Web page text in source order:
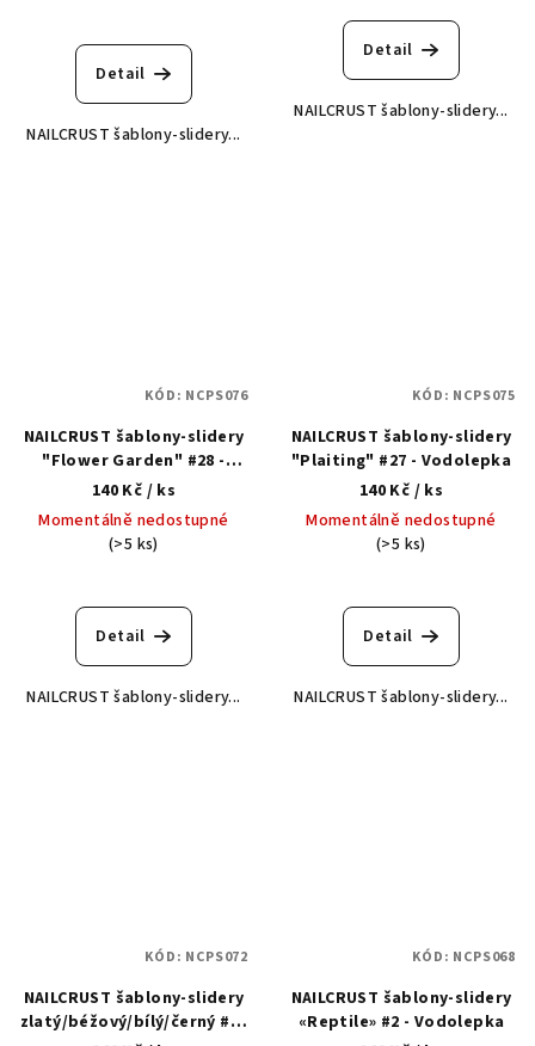
Detail
NAILCRUST šablony-slidery...
Detail
NAILCRUST šablony-slidery...
NAILCRUST šablony-slidery
"Flower Garden" #28 -
Vodolepka
140 Kč / ks
Momentálně nedostupné
(>5 ks)
Detail
NAILCRUST šablony-slidery...
KÓD: NCPS076
NAILCRUST šablony-slidery
"Plaiting" #27 - Vodolepka
140 Kč / ks
Momentálně nedostupné
(>5 ks)
Detail
NAILCRUST šablony-slidery...
KÓD: NCPS075
NAILCRUST šablony-slidery
zlatý/béžový/bílý/černý #24
KÓD: NCPS072
NAILCRUST šablony-slidery
«Reptile» #2 - Vodolepka
KÓD: NCPS068